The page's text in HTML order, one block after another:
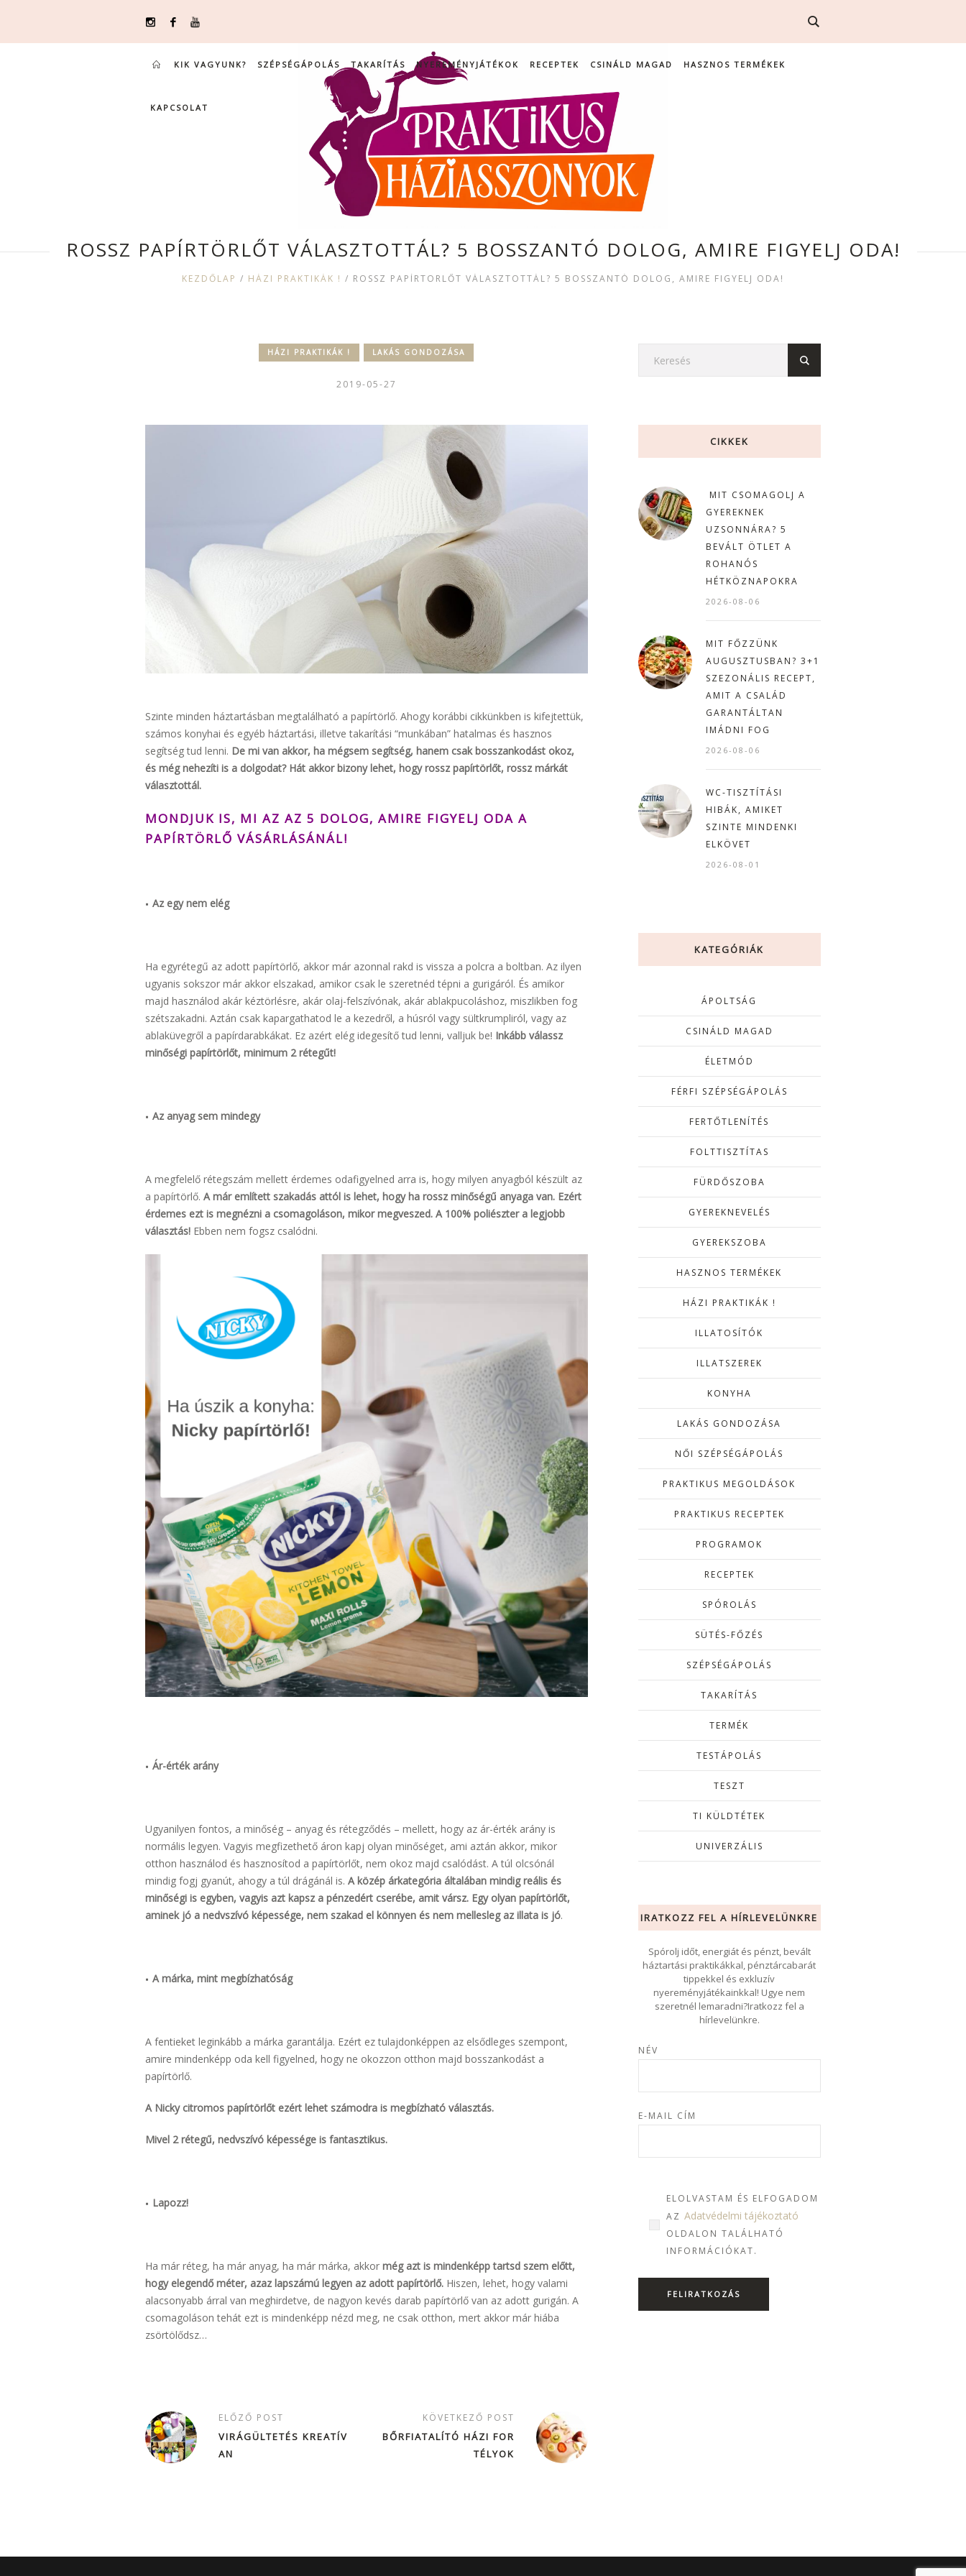
KIK VAGYUNK? SZÉPSÉGÁPOLÁS TAKARÍTÁS NYEREMÉNYJÁTÉKOK RECEPTEK CSINÁLD MAGAD HASZNOS TERMÉKEK
KAPCSOLAT
ROSSZ PAPÍRTÖRLŐT VÁLASZTOTTÁL? 5 BOSSZANTÓ DOLOG, AMIRE FIGYELJ ODA!
KEZDŐLAP / HÁZI PRAKTIKÁK ! / ROSSZ PAPÍRTÖRLŐT VÁLASZTOTTÁL? 5 BOSSZANTÓ DOLOG, AMIRE FIGYELJ ODA!
HÁZI PRAKTIKÁK ! LAKÁS GONDOZÁSA
2019-05-27
Szinte minden háztartásban megtalálható a papírtörlő. Ahogy korábbi cikkünkben is kifejtettük,
számos konyhai és egyéb háztartási, illetve takarítási “munkában” hatalmas és hasznos
segítség tud lenni. De mi van akkor, ha mégsem segítség, hanem csak bosszankodást okoz,
és még nehezíti is a dolgodat? Hát akkor bizony lehet, hogy rossz papírtörlőt, rossz márkát
választottál.
MONDJUK IS, MI AZ AZ 5 DOLOG, AMIRE FIGYELJ ODA A
PAPÍRTÖRLŐ VÁSÁRLÁSÁNÁL!
Az egy nem elég
Ha egyrétegű az adott papírtörlő, akkor már azonnal rakd is vissza a polcra a boltban. Az ilyen
ugyanis sokszor már akkor elszakad, amikor csak le szeretnéd tépni a gurigáról. És amikor
majd használod akár kéztörlésre, akár olaj-felszívónak, akár ablakpucoláshoz, miszlikben fog
szétszakadni. Aztán csak kapargathatod le a kezedről, a húsról vagy sültkrumpliról, vagy az
ablaküvegről a papírdarabkákat. Ez azért elég idegesítő tud lenni, valljuk be! Inkább válassz
minőségi papírtörlőt, minimum 2 rétegűt!
Az anyag sem mindegy
A megfelelő rétegszám mellett érdemes odafigyelned arra is, hogy milyen anyagból készült az
a papírtörlő. A már említett szakadás attól is lehet, hogy ha rossz minőségű anyaga van. Ezért
érdemes ezt is megnézni a csomagoláson, mikor megveszed. A 100% poliészter a legjobb
választás! Ebben nem fogsz csalódni.
Ár-érték arány
Ugyanilyen fontos, a minőség – anyag és rétegződés – mellett, hogy az ár-érték arány is
normális legyen. Vagyis megfizethető áron kapj olyan minőséget, ami aztán akkor, mikor
otthon használod és hasznosítod a papírtörlőt, nem okoz majd csalódást. A túl olcsónál
mindig fogj gyanút, ahogy a túl drágánál is. A közép árkategória általában mindig reális és
minőségi is egyben, vagyis azt kapsz a pénzedért cserébe, amit vársz. Egy olyan papírtörlőt,
aminek jó a nedvszívó képessége, nem szakad el könnyen és nem mellesleg az illata is jó.
A márka, mint megbízhatóság
A fentieket leginkább a márka garantálja. Ezért ez tulajdonképpen az elsődleges szempont,
amire mindenképp oda kell figyelned, hogy ne okozzon otthon majd bosszankodást a
papírtörlő.
A Nicky citromos papírtörlőt ezért lehet számodra is megbízható választás.
Mivel 2 rétegű, nedvszívó képessége is fantasztikus.
Lapozz!
Ha már réteg, ha már anyag, ha már márka, akkor még azt is mindenképp tartsd szem előtt,
hogy elegendő méter, azaz lapszámú legyen az adott papírtörlő. Hiszen, lehet, hogy valami
alacsonyabb árral van meghirdetve, de nagyon kevés darab papírtörlő van az adott gurigán. A
csomagoláson tehát ezt is mindenképp nézd meg, ne csak otthon, mert akkor már hiába
zsörtölődsz…
ELŐZŐ POST
VIRÁGÜLTETÉS KREATÍV
AN
KÖVETKEZŐ POST
BŐRFIATALÍTÓ HÁZI FOR
TÉLYOK
CIKKEK
MIT CSOMAGOLJ A
GYEREKNEK
UZSONNÁRA? 5
BEVÁLT ÖTLET A
ROHANÓS
HÉTKÖZNAPOKRA
2026-08-06
MIT FŐZZÜNK
AUGUSZTUSBAN? 3+1
SZEZONÁLIS RECEPT,
AMIT A CSALÁD
GARANTÁLTAN
IMÁDNI FOG
2026-08-06
WC-TISZTÍTÁSI
HIBÁK, AMIKET
SZINTE MINDENKI
ELKÖVET
2026-08-01
KATEGÓRIÁK
ÁPOLTSÁG
CSINÁLD MAGAD
ÉLETMÓD
FÉRFI SZÉPSÉGÁPOLÁS
FERTŐTLENÍTÉS
FOLTTISZTÍTAS
FÜRDŐSZOBA
GYEREKNEVELÉS
GYEREKSZOBA
HASZNOS TERMÉKEK
HÁZI PRAKTIKÁK !
ILLATOSÍTÓK
ILLATSZEREK
KONYHA
LAKÁS GONDOZÁSA
NŐI SZÉPSÉGÁPOLÁS
PRAKTIKUS MEGOLDÁSOK
PRAKTIKUS RECEPTEK
PROGRAMOK
RECEPTEK
SPÓROLÁS
SÜTÉS-FŐZÉS
SZÉPSÉGÁPOLÁS
TAKARÍTÁS
TERMÉK
TESTÁPOLÁS
TESZT
TI KÜLDTÉTEK
UNIVERZÁLIS
IRATKOZZ FEL A HÍRLEVELÜNKRE
Spórolj időt, energiát és pénzt, bevált
háztartási praktikákkal, pénztárcabarát
tippekkel és exkluzív
nyereményjátékainkkal! Ugye nem
szeretnél lemaradni?Iratkozz fel a
hírlevelünkre.
NÉV
E-MAIL CÍM
ELOLVASTAM ÉS ELFOGADOM
AZ Adatvédelmi tájékoztató
OLDALON TALÁLHATÓ
INFORMÁCIÓKAT.